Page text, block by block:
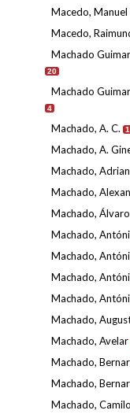
Macedo, Manuel
Macedo,
Machado
20
Machado
4
Machado, A. C. 1
Machado, A.
Machado,
Machado,
Machado, Álvaro
Machado,
Machado,
Machado,
Machado,
Machado,
Machado, Avelar
Machado,
Machado,
Machado,